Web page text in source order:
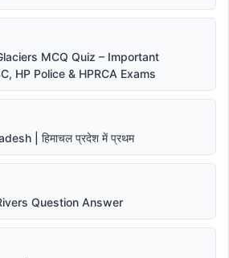
MCQ Quiz – Important
HP Police & HPRCA Exams
| हिमाचल प्रदेश में प्रथम
Question Answer